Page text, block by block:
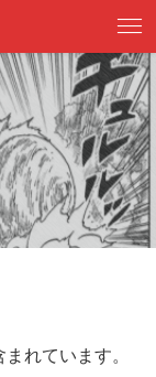
れています。